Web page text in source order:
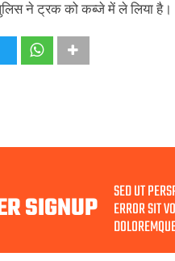
ने ट्रक को कब्जे में ले लिया है।
SIGNUP SED UT
ERROR SIT